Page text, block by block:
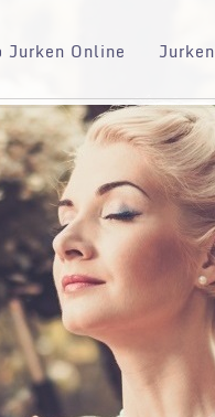
Jurken Online Jurken